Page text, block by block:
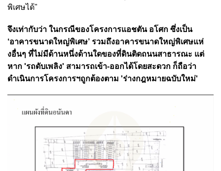
พิเศษได้"
จึงเท่ากับว่า ในกรณีของโครงการแอชตัน อโศก ซึ่งเป็น
‘อาคารขนาดใหญ่พิเศษ’ รวมถึงอาคารขนาดใหญ่พิเศษแห่
งอื่นๆ ที่ไม่มีด้านหนึ่งด้านใดของที่ดินติดถนนสาธารณะ แต่
หาก 'รถดับเพลิง' สามารถเข้า-ออกได้โดยสะดวก ก็ถือว่า
ดำเนินการโครงการฯถูกต้องตาม 'ร่างกฎหมายฉบับใหม่'